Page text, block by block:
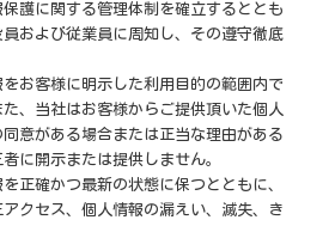
護に関する管理体制を確立するととも
および従業員に周知し、その遵守徹底
お客様に明示した利用目的の範囲内で
、当社はお客様からご提供頂いた個人
意がある場合または正当な理由がある
に開示または提供しません。
正確かつ最新の状態に保つとともに、
クセス、個人情報の漏えい、滅失、き